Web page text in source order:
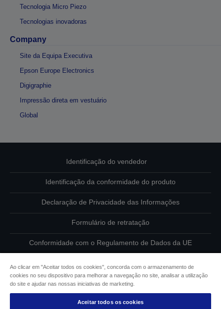
Tecnologia Micro Piezo
Tecnologias inovadoras
Company
Site da Equipa Executiva
Epson Europe Electronics
Digigraphie
Impressão direta em vestuário
Global
Identificação do vendedor
Identificação da conformidade do produto
Declaração de Privacidade das Informações
Formulário de retratação
Conformidade com o Regulamento de Dados da UE
Informações sobre cookies
Compromisso da Epson para com a acessibilidade
Ao clicar em "Aceitar todos os cookies", concorda com o armazenamento de
cookies no seu dispositivo para melhorar a navegação no site, analisar a utilização
do site e ajudar nas nossas iniciativas de marketing.
Aceitar todos os cookies